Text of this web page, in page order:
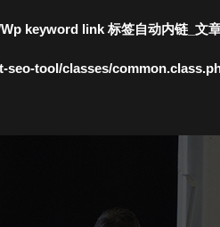
keyword link 标签自动内链_文
tool/classes/